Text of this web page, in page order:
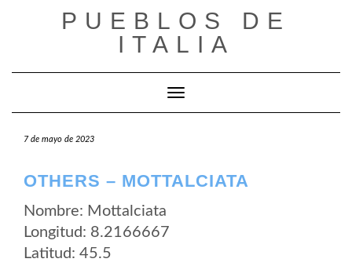
PUEBLOS DE
ITALIA
Cambiar modo de navegación
7 de mayo de 2023
OTHERS – MOTTALCIATA
Nombre: Mottalciata
Longitud: 8.2166667
Latitud: 45.5